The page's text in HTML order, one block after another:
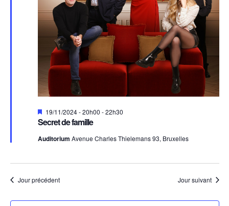
Secret de famille
Mis
en
avant
19/11/2024 - 20h00 -22h30
Auditorium Avenue Charles Thielemans 93, Bruxelles
Jour précédent Jour suivant